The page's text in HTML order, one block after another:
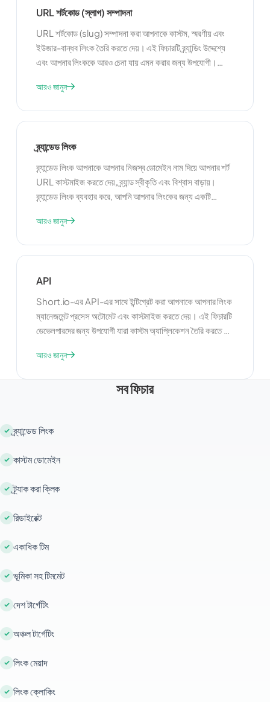
URL শর্টকোড (স্লাগ) সম্পাদনা
URL শর্টকোড (slug) সম্পাদনা করা আপনাকে কাস্টম, স্মরণীয় এবং
ইউজার-বান্ধব লিংক তৈরি করতে দেয়। এই ফিচারটি ব্র্যান্ডিং উদ্দেশ্যে
এবং আপনার লিংককে আরও চেনা যায় এমন করার জন্য উপযোগী।
করতে এবং তাদের শেয়ার এবং মনে রাখা সহজ করতে পারেন।
আরও জানুন
ব্র্যান্ডেড লিংক
ব্র্যান্ডেড লিংক আপনাকে আপনার নিজস্ব ডোমেইন নাম দিয়ে আপনার শর্ট
URL কাস্টমাইজ করতে দেয়, ব্র্যান্ড স্বীকৃতি এবং বিশ্বাস বাড়ায়।
ব্র্যান্ডেড লিংক ব্যবহার করে, আপনি আপনার লিংকের জন্য একটি
দর্শকদের কাছে আরও স্মরণীয় এবং বিশ্বাসযোগ্য করে। এটি উচ্চ
আসতে পারে।
আরও জানুন
API
Short.io-এর API-এর সাথে ইন্টিগ্রেট করা আপনাকে আপনার লিংক
ম্যানেজমেন্ট প্রসেস অটোমেট এবং কাস্টমাইজ করতে দেয়। এই ফিচারটি
ডেভেলপারদের জন্য উপযোগী যারা কাস্টম অ্যাপ্লিকেশন তৈরি করতে বা
চান। API ব্যবহার করে, আপনি আপনার লিংক ম্যানেজমেন্ট সিস্টেমের
অভিজ্ঞতা তৈরি করতে পারেন।
আরও জানুন
সব ফিচার
ব্র্যান্ডেড লিংক
কাস্টম ডোমেইন
ট্র্যাক করা ক্লিক
রিডাইরেক্ট
একাধিক টিম
ভূমিকা সহ টিমমেট
দেশ টার্গেটিং
অঞ্চল টার্গেটিং
লিংক মেয়াদ
লিংক ক্লোকিং